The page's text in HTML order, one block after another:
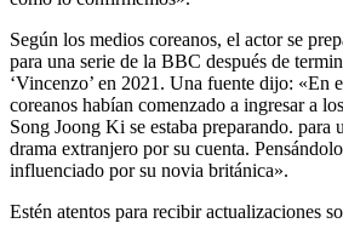
Según los medios coreanos, el actor se
para una serie de la BBC después de
‘Vincenzo’ en 2021. Una fuente dijo: «En
coreanos habían comenzado a ingresar a
Song Joong Ki se estaba preparando. para
drama extranjero por su cuenta.
influenciado por su novia británica».
Estén atentos para recibir actualizaciones